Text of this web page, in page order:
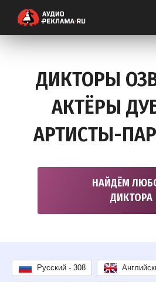
ДИКТОРЫ
АКТЁРЫ
АРТИСТЫ-
НАЙДЁМ
ДИКТОРА
Русский - 308